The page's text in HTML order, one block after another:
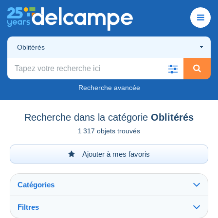
Oblitérés
Recherche avancée
Recherche dans la catégorie Oblitérés
1 317 objets trouvés
Ajouter à mes favoris
Catégories
Filtres